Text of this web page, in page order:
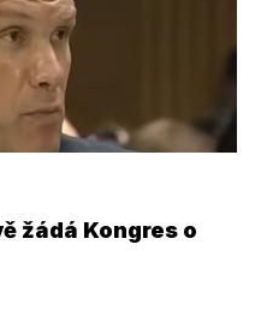
žádá Kongres o